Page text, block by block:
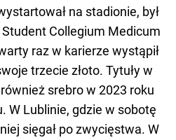
na stadionie, był
Collegium Medicum
raz w karierze wystąpił
trzecie złoto. Tytuły w
srebro w 2023 roku
W Lublinie, gdzie w sobotę
sięgał po zwycięstwa. W